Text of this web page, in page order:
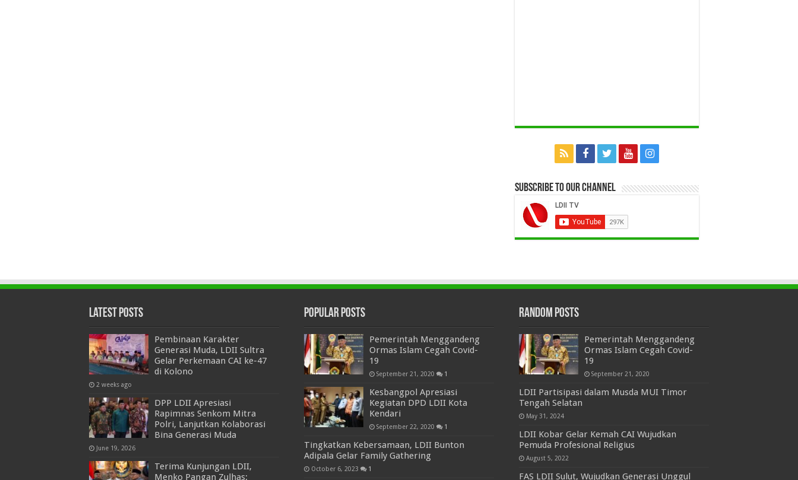
Subscribe to our Channel
Latest Posts
Pembinaan Karakter
Generasi Muda, LDII Sultra
Gelar Perkemaan CAI ke-47
di Kolono
2 weeks ago
DPP LDII Apresiasi
Rapimnas Senkom Mitra
Polri, Lanjutkan Kolaborasi
Bina Generasi Muda
June 19, 2026
Terima Kunjungan LDII,
Menko Pangan Zulhas:
Popular Posts
Pemerintah Menggandeng
Ormas Islam Cegah Covid-
19
September 21, 2020 1
Kesbangpol Apresiasi
Kegiatan DPD LDII Kota
Kendari
September 22, 2020 1
Tingkatkan Kebersamaan, LDII Bunton
Adipala Gelar Family Gathering
October 6, 2023 1
Random Posts
Pemerintah Menggandeng
Ormas Islam Cegah Covid-
19
September 21, 2020
LDII Partisipasi dalam Musda MUI Timor
Tengah Selatan
May 31, 2024
LDII Kobar Gelar Kemah CAI Wujudkan
Pemuda Profesional Religius
August 5, 2022
FAS LDII Sulut, Wujudkan Generasi Unggul